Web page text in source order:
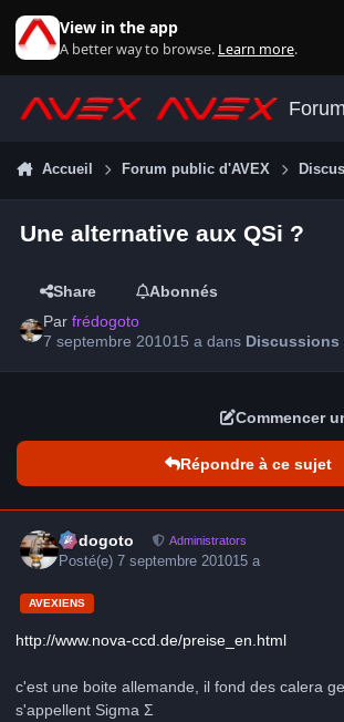
View in the app
A better way to browse. Learn more.
Accueil Forum public d'AVEX
Une alternative aux QSi ?
Share
Abonnés
Parfrédogoto
7 septembre 201015 a dans Discussions
Commencer
Répondre à ce sujet
frédogoto Administrators
Posté(e)7 septembre 201015 a
AVEXIENS
http://www.nova-ccd.de/preise_en.html
c'est une boite allemande, il fond des calera
s'appellent Sigma Σ